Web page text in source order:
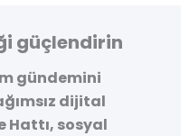
güçlendirin
gündemini
dijital
Hattı, sosyal